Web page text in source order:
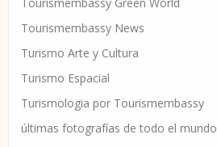
Tourismembassy News
Turismo Arte y Cultura
Turismo Espacial
Turismologia por Tourismembassy
últimas fotografías de todo el mundo